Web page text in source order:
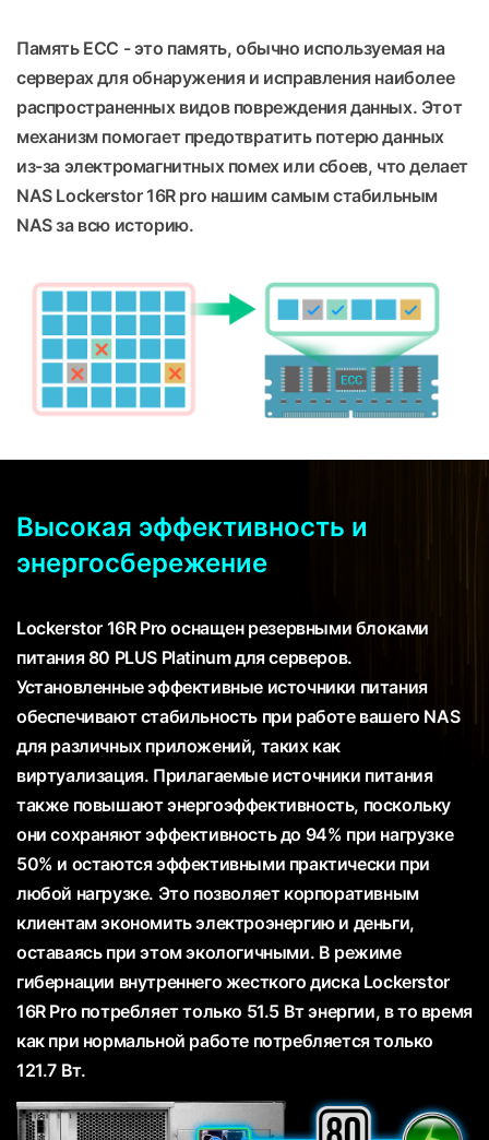
Память ECC - это память, обычно используемая на
серверах для обнаружения и исправления наиболее
распространенных видов повреждения данных. Этот
механизм помогает предотвратить потерю данных
из-за электромагнитных помех или сбоев, что делает
NAS Lockerstor 16R pro нашим самым стабильным
NAS за всю историю.
Высокая эффективность и
энергосбережение
Lockerstor 16R Pro оснащен резервными блоками
питания 80 PLUS Platinum для серверов.
Установленные эффективные источники питания
обеспечивают стабильность при работе вашего NAS
для различных приложений, таких как
виртуализация. Прилагаемые источники питания
также повышают энергоэффективность, поскольку
они сохраняют эффективность до 94% при нагрузке
50% и остаются эффективными практически при
любой нагрузке. Это позволяет корпоративным
клиентам экономить электроэнергию и деньги,
оставаясь при этом экологичными. В режиме
гибернации внутреннего жесткого диска Lockerstor
16R Pro потребляет только 51.5 Вт энергии, в то время
как при нормальной работе потребляется только
121.7 Вт.